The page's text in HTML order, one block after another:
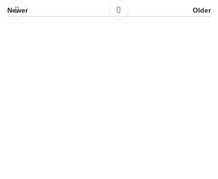
Newer Older